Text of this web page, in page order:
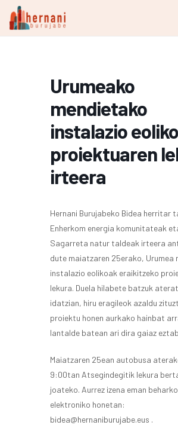
Urumeako
mendietako
instalazio
proiektuaren
irteera
Hernani Burujabeko Bidea herritar
Enherkom energia komunitateak
Sagarreta natur taldeak irteera
dute maiatzaren 25erako, Urumea
instalazio eolikoak eraikitzeko
lekura. Duela hilabete batzuk
idatzian, hiru eragileok azaldu
proiektu honen aurkako hainbat
lantalde batean ari dira gaiaz
Maiatzaren 25ean autobusa
9:00tan Atsegindegitik lekura
joateko. Aurrez izena eman
elektroniko honetan:
bidea@hernaniburujabe.eus .